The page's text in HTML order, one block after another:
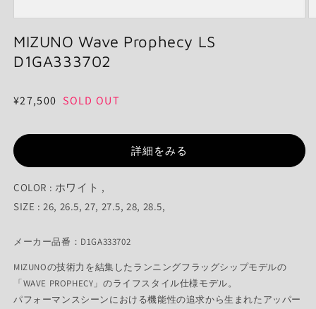
ー
ダ
ル
デ
(1)
を
開
MIZUNO Wave Prophecy LS
D1GA333702
通
価
格
¥27,500 SOLD OUT
詳細をみる
COLOR : ホワイト ,
SIZE : 26, 26.5, 27, 27.5, 28, 28.5,
メーカー品番：D1GA333702
MIZUNOの技術力を結集したランニングフラッグシップモデルの
「WAVE PROPHECY」のライフスタイル仕様モデル。
パフォーマンスシーンにおける機能性の追求から生まれたアッパー